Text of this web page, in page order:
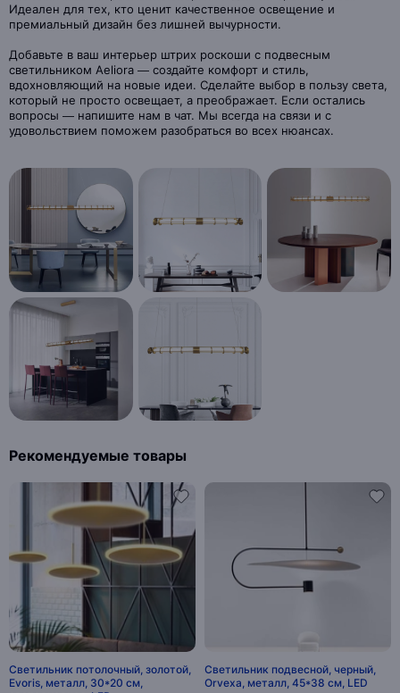
Идеален для тех, кто ценит качественное освещение и
премиальный дизайн без лишней вычурности.
Добавьте в ваш интерьер штрих роскоши с подвесным
светильником Aeliora — создайте комфорт и стиль,
вдохновляющий на новые идеи. Сделайте выбор в пользу света,
который не просто освещает, а преображает. Если остались
вопросы — напишите нам в чат. Мы всегда на связи и с
удовольствием поможем разобраться во всех нюансах.
Рекомендуемые товары
Светильник потолочный, золотой,
Evoris, металл, 30*20 см,
Светильник подвесной, черный,
Orvexa, металл, 45*38 см, LED